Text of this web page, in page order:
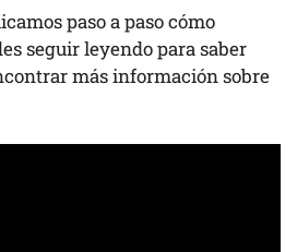
paso a paso cómo
seguir leyendo para saber
más información sobre